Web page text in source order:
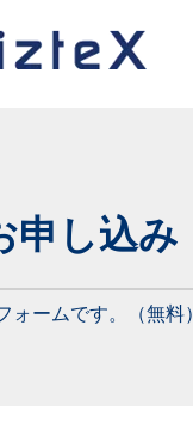
申し込み
ームです。（無料）